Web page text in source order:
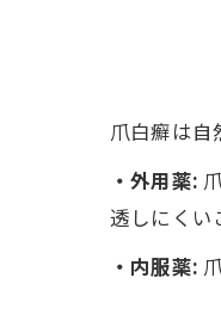
爪白癬は自
・外用薬:
透しにくい
・内服薬: